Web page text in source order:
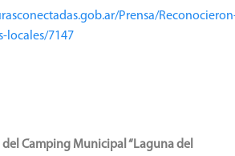
Prensa/
locales/7147
Camping Municipal “Laguna del